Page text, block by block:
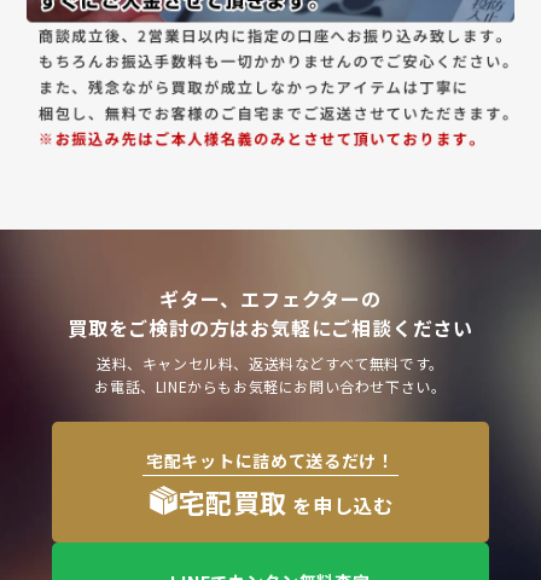
ギター、エフェクターの
買取をご検討の方はお気軽にご相談ください
送料、キャンセル料、返送料などすべて無料です。
お電話、LINEからもお気軽にお問い合わせ下さい。
宅配キットに詰めて送るだけ！
宅配買取 を申し込む